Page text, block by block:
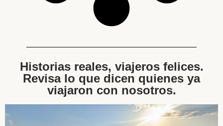
Historias reales, viajeros felices.
Revisa lo que dicen quienes ya
viajaron con nosotros.